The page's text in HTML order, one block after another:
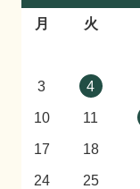
月 火
3
4
10
11
17
18
24
25